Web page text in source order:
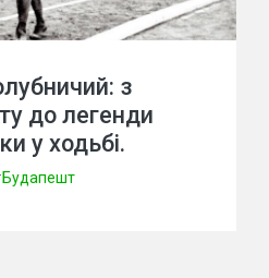
з
до легенди
у ходьбі.
Будапешт